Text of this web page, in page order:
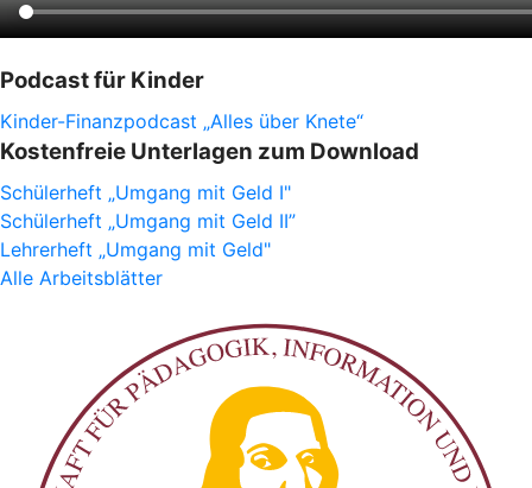
Podcast für Kinder
Kinder-Finanzpodcast „Alles über Knete“
Kostenfreie Unterlagen zum Download
Schülerheft „Umgang mit Geld I"
Schülerheft „Umgang mit Geld II”
Lehrerheft „Umgang mit Geld"
Alle Arbeitsblätter